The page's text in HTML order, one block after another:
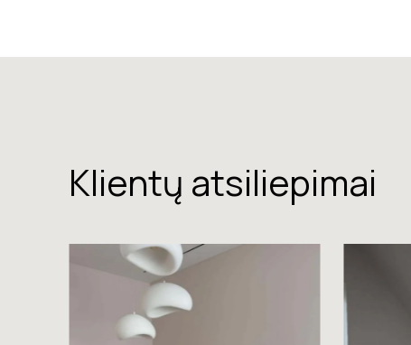
Klientų atsiliepimai